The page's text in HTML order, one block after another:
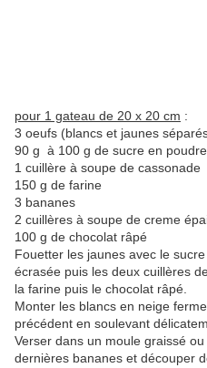
pour 1 gateau de 20 x 20 cm :
3 oeufs (blancs et jaunes
90 g à 100 g de sucre en poudre
1 cuillère à soupe de cassonade
150 g de farine
3 bananes
2 cuillères à soupe de creme
100 g de chocolat râpé
Fouetter les jaunes avec le
écrasée puis les deux cuillères
la farine puis le chocolat râpé.
Monter les blancs en neige
précédent en soulevant
Verser dans un moule graissé
dernières bananes et découper